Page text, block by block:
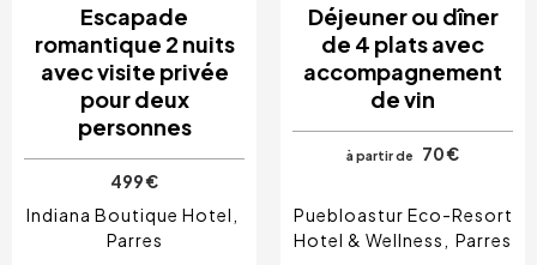
Escapade
romantique 2 nuits
avec visite privée
pour deux
personnes
499 €
Indiana Boutique Hotel
Parres
Déjeuner ou dîner
de 4 plats avec
accompagnement
de vin
à partir de 70 €
Puebloastur Eco-Resort
Hotel & Wellness
Parres